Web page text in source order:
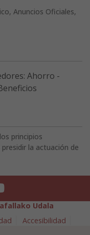
Anuncios Oficiales,
Ahorro -
principios
la actuación de
Youtube
Udala
Accesibilidad